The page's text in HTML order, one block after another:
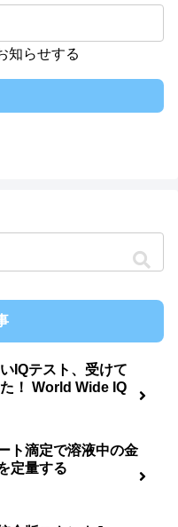
知らせする
IQテスト、受けて
！ World Wide IQ
ト滴定で溶液中の金
定量する